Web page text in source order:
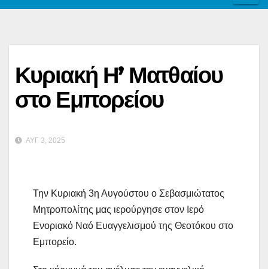
Κυριακή Η’ Ματθαίου
στο Εμπορείου
ΑΥΓ 3, 2025
Την Κυριακή 3η Αυγούστου ο Σεβασμιώτατος
Μητροπολίτης μας ιερούργησε στον Ιερό
Ενοριακό Ναό Ευαγγελισμού της Θεοτόκου στο
Εμπορείο.